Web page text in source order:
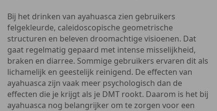
Bij het drinken van ayahuasca zien gebruikers
felgekleurde, caleidoscopische geometrische
structuren en beleven droomachtige visioenen. Dat
gaat regelmatig gepaard met intense misselijkheid,
braken en diarree. Sommige gebruikers ervaren dit als
lichamelijk en geestelijk reinigend. De effecten van
ayahuasca zijn vaak meer psychologisch dan de
effecten die je krijgt als je DMT rookt. Daarom is het bij
ayahuasca nog belangrijker om te zorgen voor een